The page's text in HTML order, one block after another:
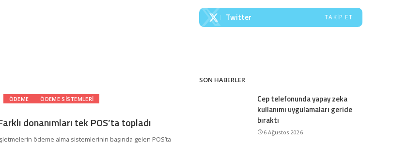
ÖDEME ÖDEME SISTEMLERI
donanımları tek POS’ta topladı
ödeme alma sistemlerinin başında gelen POS’ta
Twitter TAKIP ET
SON HABERLER
Cep telefonunda yapay zeka
kullanımı uygulamaları geride
bıraktı
6 Ağustos 2026